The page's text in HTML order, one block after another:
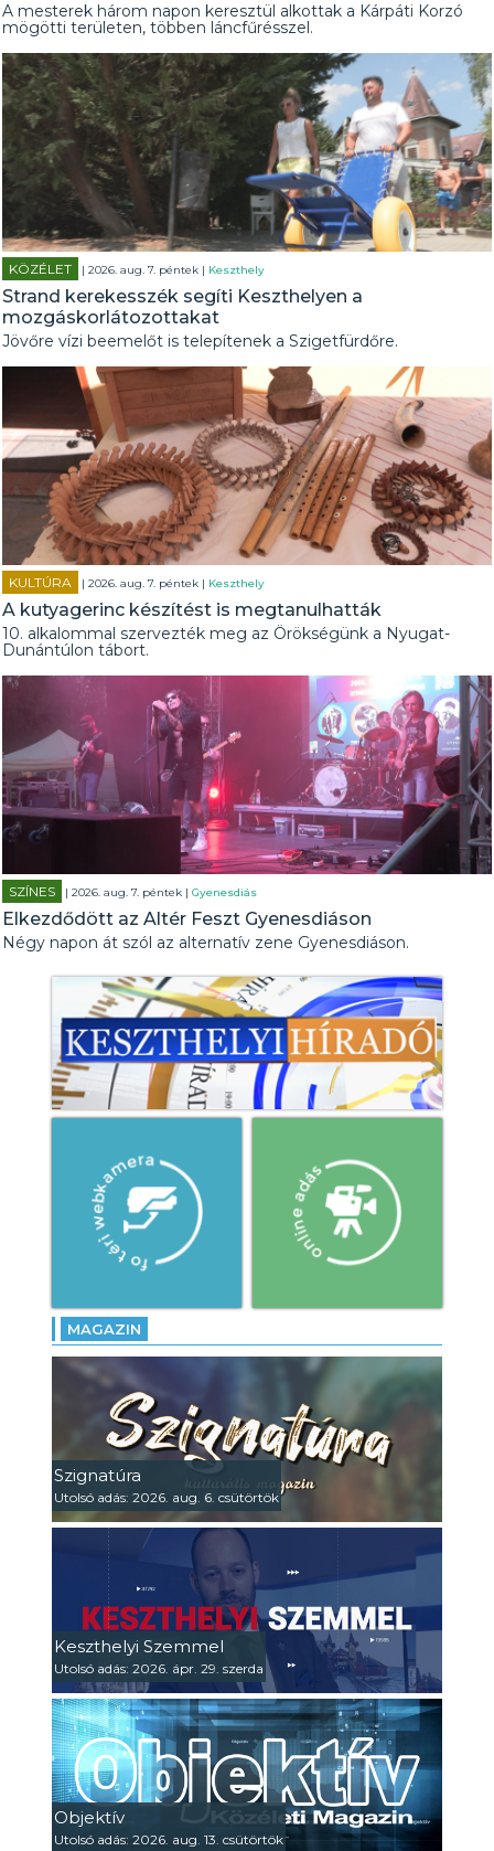
A mesterek három napon keresztül alkottak a Kárpáti Korzó
mögötti területen, többen láncfűrésszel.
KÖZÉLET | 2026. aug. 7. péntek | Keszthely
Strand kerekesszék segíti Keszthelyen a
mozgáskorlátozottakat
Jövőre vízi beemelőt is telepítenek a Szigetfürdőre.
KULTÚRA | 2026. aug. 7. péntek | Keszthely
A kutyagerinc készítést is megtanulhatták
10. alkalommal szervezték meg az Örökségünk a Nyugat-
Dunántúlon tábort.
SZÍNES | 2026. aug. 7. péntek |Gyenesdiás
Elkezdődött az Altér Feszt Gyenesdiáson
Négy napon át szól az alternatív zene Gyenesdiáson.
MAGAZIN
Szignatúra
Utolsó adás: 2026. aug. 6. csütörtök
Keszthelyi Szemmel
Utolsó adás: 2026. ápr. 29. szerda
Objektív
Utolsó adás: 2026. aug. 13. csütörtök